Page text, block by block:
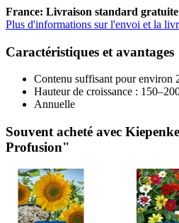
France: Livraison standard gratuite
Plus d'informations sur l'envoi et la
Caractéristiques et avantages
Contenu suffisant pour environ
Hauteur de croissance :
Annuelle
Souvent acheté avec
Profusion"